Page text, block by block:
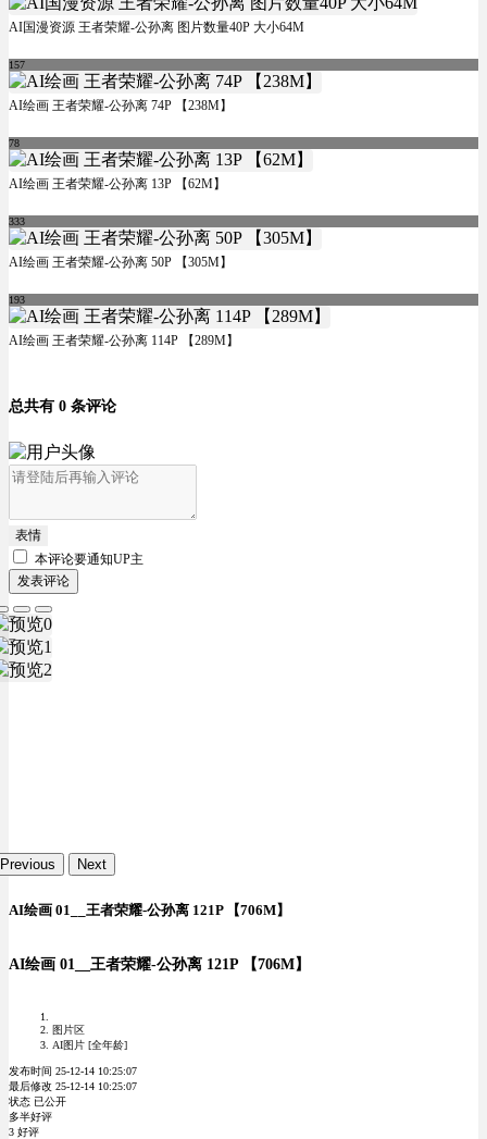
AI国漫资源 王者荣耀-公孙离 图片数量40P 大小64M
157
AI绘画 王者荣耀-公孙离 74P 【238M】
78
AI绘画 王者荣耀-公孙离 13P 【62M】
333
AI绘画 王者荣耀-公孙离 50P 【305M】
193
AI绘画 王者荣耀-公孙离 114P 【289M】
总共有 0 条评论
表情
本评论要通知UP主
发表评论
Previous Next
AI绘画 01__王者荣耀-公孙离 121P 【706M】
AI绘画 01__王者荣耀-公孙离 121P 【706M】
图片区
AI图片 [全年龄]
发布时间 25-12-14 10:25:07
最后修改 25-12-14 10:25:07
状态 已公开
多半好评
3 好评